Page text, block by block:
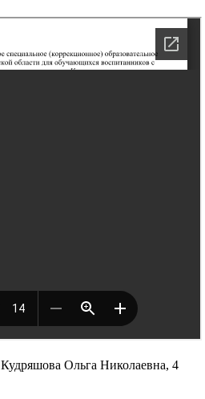
Кудряшова Ольга Николаевна, 4